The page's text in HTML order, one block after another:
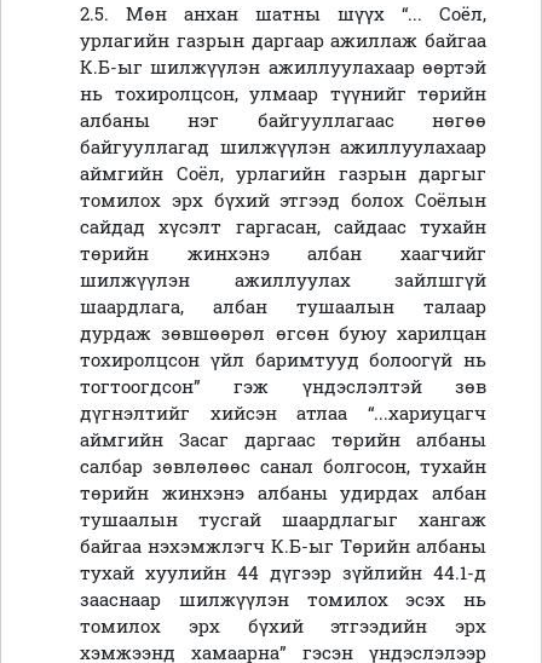
2.5. Мөн анхан шатны шүүх “... Соёл,
урлагийн газрын даргаар ажиллаж байгаа
К.Б-ыг шилжүүлэн ажиллуулахаар өөртэй
нь тохиролцсон, улмаар түүнийг төрийн
албаны нэг байгууллагаас нөгөө
байгууллагад шилжүүлэн ажиллуулахаар
аймгийн Соёл, урлагийн газрын даргыг
томилох эрх бүхий этгээд болох Соёлын
сайдад хүсэлт гаргасан, сайдаас тухайн
төрийн жинхэнэ албан хаагчийг
шилжүүлэн ажиллуулах зайлшгүй
шаардлага, албан тушаалын талаар
дурдаж зөвшөөрөл өгсөн буюу харилцан
тохиролцсон үйл баримтууд болоогүй нь
тогтоогдсон” гэж үндэслэлтэй зөв
дүгнэлтийг хийсэн атлаа “...хариуцагч
аймгийн Засаг даргаас төрийн албаны
салбар зөвлөлөөс санал болгосон, тухайн
төрийн жинхэнэ албаны удирдах албан
тушаалын тусгай шаардлагыг хангаж
байгаа нэхэмжлэгч К.Б-ыг Төрийн албаны
тухай хуулийн 44 дүгээр зүйлийн 44.1-д
зааснаар шилжүүлэн томилох эсэх нь
томилох эрх бүхий этгээдийн эрх
хэмжээнд хамаарна” гэсэн үндэслэлээр